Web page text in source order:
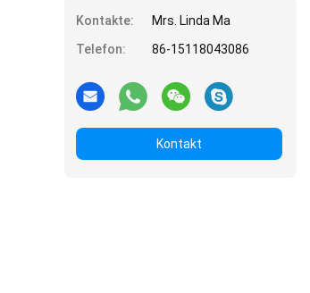
Kontakte:
Mrs. Linda Ma
Telefon:
86-15118043086
Kontakt